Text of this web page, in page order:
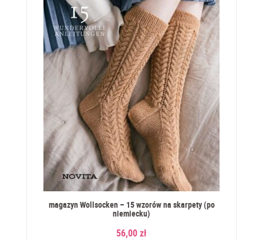
magazyn Wollsocken – 15 wzorów na skarpety (po
niemiecku)
56,00zł